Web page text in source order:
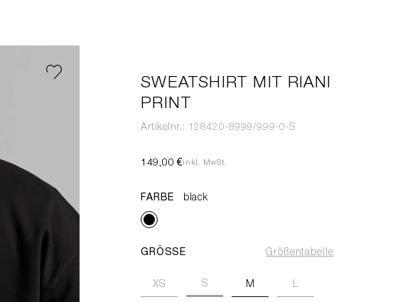
SWEATSHIRT MIT RIANI
PRINT
Artikelnr.: 128420-8999/999-0-S
149,00 €inkl. MwSt.
FARBE black
GRÖSSE Größentabelle
XS S M L